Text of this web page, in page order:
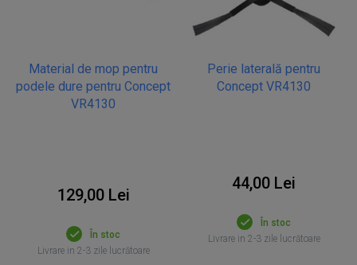
Material de mop pentru
podele dure pentru Concept
VR4130
129,00 Lei
În stoc
Livrare in 2-3 zile lucrătoare
Perie laterală pentru
Concept VR4130
44,00 Lei
În stoc
Livrare in 2-3 zile lucrătoare